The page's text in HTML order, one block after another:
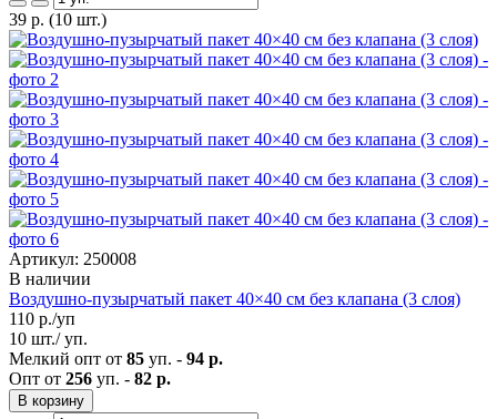
39 р. (10 шт.)
Артикул: 250008
В наличии
Воздушно-пузырчатый пакет 40×40 см без клапана (3 слоя)
110 р./уп
10 шт./ уп.
Мелкий опт от 85 уп. - 94 р.
Опт от 256 уп. - 82 р.
В корзину